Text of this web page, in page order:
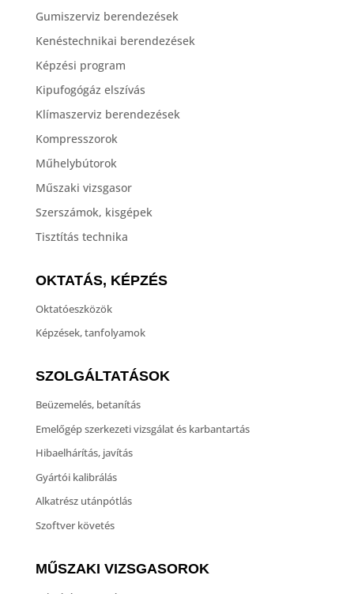
Gumiszerviz berendezések
Kenéstechnikai berendezések
Képzési program
Kipufogógáz elszívás
Klímaszerviz berendezések
Kompresszorok
Műhelybútorok
Műszaki vizsgasor
Szerszámok, kisgépek
Tisztítás technika
OKTATÁS, KÉPZÉS
Oktatóeszközök
Képzések, tanfolyamok
SZOLGÁLTATÁSOK
Beüzemelés, betanítás
Emelőgép szerkezeti vizsgálat és karbantartás
Hibaelhárítás, javítás
Gyártói kalibrálás
Alkatrész utánpótlás
Szoftver követés
MŰSZAKI VIZSGASOROK